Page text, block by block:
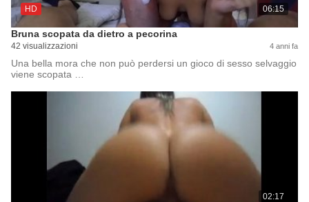
HD 06:15
Bruna scopata da dietro a pecorina
42 visualizzazioni 4 anni fa
Una bella mora che non può perdersi un gioco di sesso selvaggio
viene scopata …
02:17